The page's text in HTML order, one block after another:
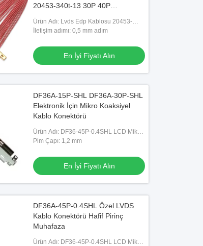
20453-340t-13 30P 40P
Ürün Adı: Lvds Edp Kablosu 20453-
330t-13 - 20453-340t-13
İletişim adımı: 0,5 mm adım
En İyi Fiyatı Alın
DF36A-15P-SHL DF36A-30P-SHL
Elektronik İçin Mikro Koaksiyel
Kablo Konektörü
Ürün Adı: DF36-45P-0.4SHL LCD Mikro
Koaksiyel lvds edp Kablo Tertibatı
Pim Çapı: 1,2 mm
En İyi Fiyatı Alın
DF36A-45P-0.4SHL Özel LVDS
Kablo Konektörü Hafif Pirinç
Muhafaza
Ürün Adı: DF36-45P-0.4SHL LCD Mikro